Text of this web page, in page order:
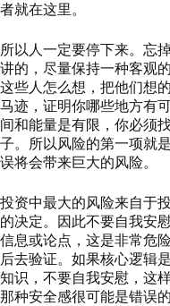
者就在这里。
所以人一定要停下来。忘
讲的，尽量保持一种客观
这些人怎么想，把他们想
马迹，证明你哪些地方有
间和能量是有限，你必须
子。所以风险的第一项就
误将会带来巨大的风险。
投资中最大的风险来自于
的决定。因此不要自我安
信息或论点，这是非常危
后去验证。如果核心逻辑
知识，不要自我安慰，这
那种安全感很可能是错误